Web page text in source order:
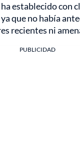
establecido con
que no había
recientes ni
PUBLICIDAD